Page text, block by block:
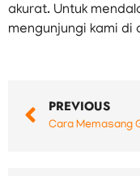
akurat. Untuk
mengunjungi kami
PREVIOUS